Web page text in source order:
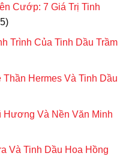
Cướp: 7 Giá Trị Tinh
Trình Của Tinh Dầu Trầm
Hermes Và Tinh Dầu
Hương Và Nền Văn Minh
Và Tinh Dầu Hoa Hồng